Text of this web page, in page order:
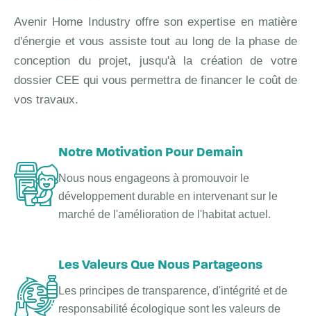
Avenir Home Industry offre son expertise en matière
d'énergie et vous assiste tout au long de la phase de
conception du projet, jusqu'à la création de votre
dossier CEE qui vous permettra de financer le coût de
vos travaux.
Notre Motivation Pour Demain
Nous nous engageons à promouvoir le
développement durable en intervenant sur le
marché de l'amélioration de l'habitat actuel.
Les Valeurs Que Nous Partageons
Les principes de transparence, d'intégrité et de
responsabilité écologique sont les valeurs de